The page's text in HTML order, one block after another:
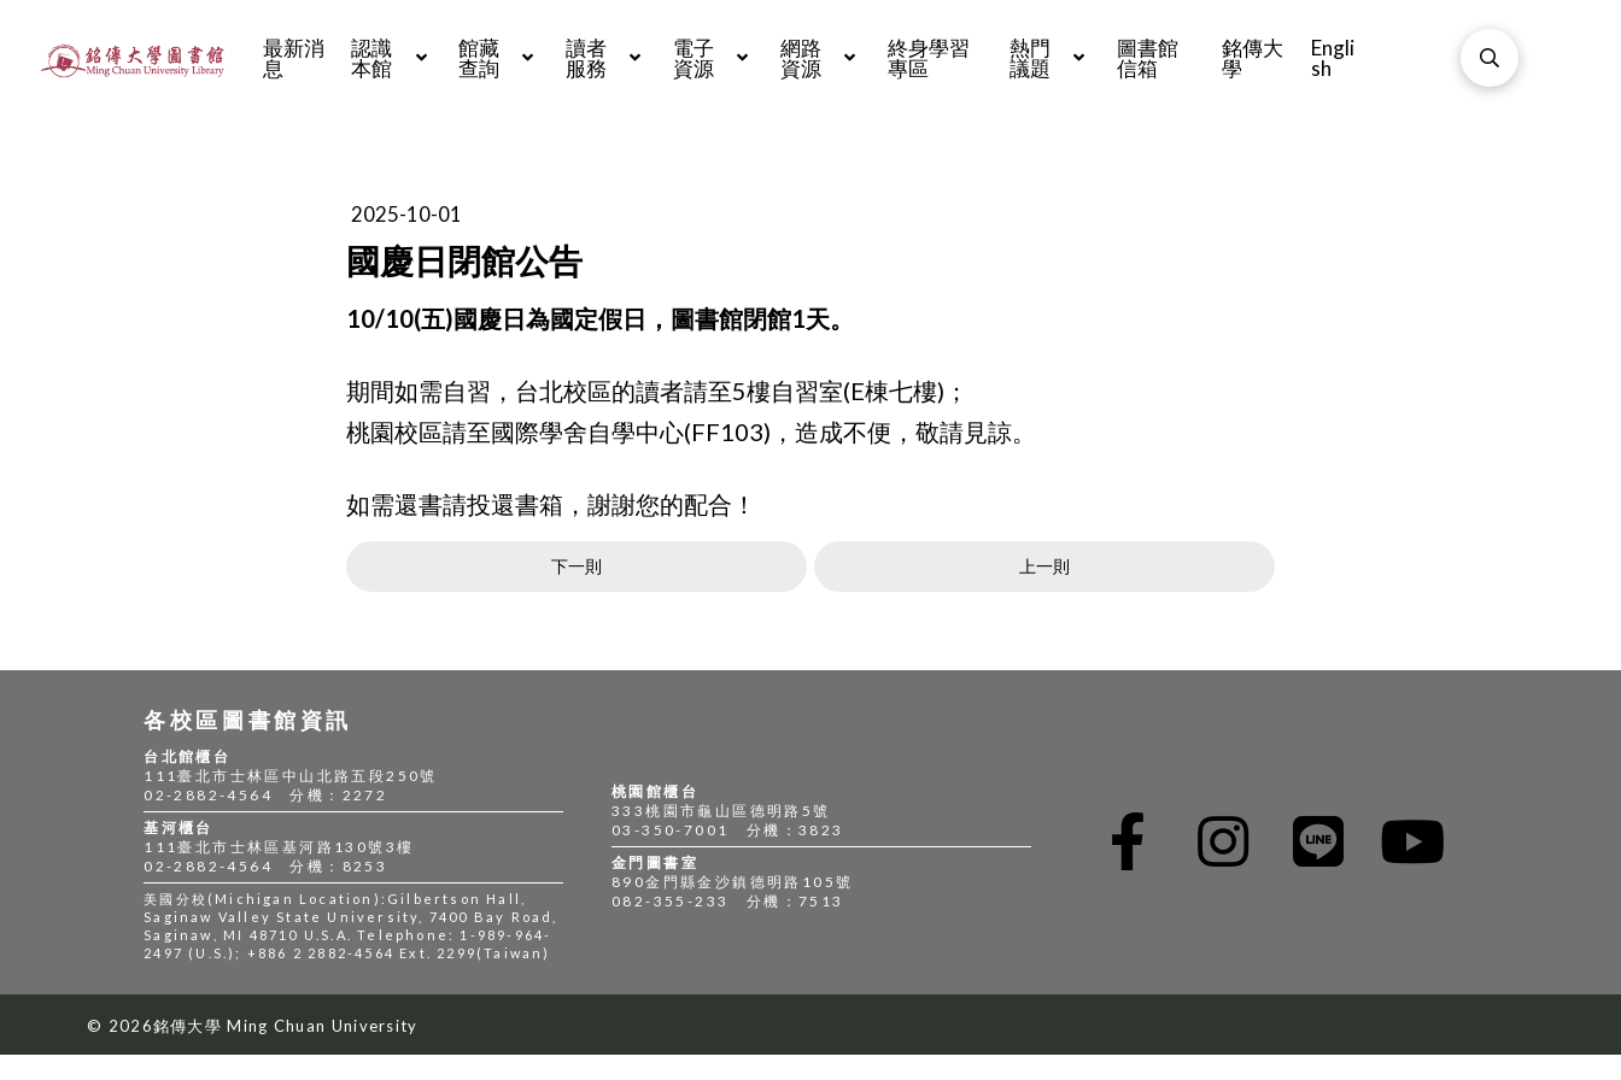
最新消
息
認識
本館
館藏
查詢
讀者
服務
電子
資源
網路
資源
終身學習
專區
熱門
議題
圖書館
信箱
銘傳大
學
Engli
sh
2025-10-01
國慶日閉館公告
10/10(五)國慶日為國定假日，圖書館閉館1天。
期間如需自習，台北校區的讀者請至5樓自習室(E棟七樓)；
桃園校區請至國際學舍自學中心(FF103)，造成不便，敬請見諒。
如需還書請投還書箱，謝謝您的配合！
下一則 上一則
桃園館櫃台
333桃園市龜山區德明路5號
03-350-7001 分機：3823
金門圖書室
890金門縣金沙鎮德明路105號
082-355-233 分機：7513
各校區圖書館資訊
台北館櫃台
111臺北市士林區中山北路五段250號
02-2882-4564 分機：2272
基河櫃台
111臺北市士林區基河路130號3樓
02-2882-4564 分機：8253
美國分校(Michigan Location):Gilbertson Hall,
Saginaw Valley State University, 7400 Bay Road,
Saginaw, MI 48710 U.S.A. Telephone: 1-989-964-
2497 (U.S.); +886 2 2882-4564 Ext. 2299(Taiwan)
© 2026銘傳大學 Ming Chuan University